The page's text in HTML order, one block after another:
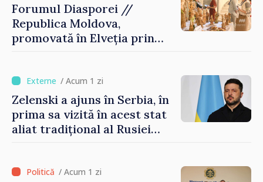
Forumul Diasporei //
Republica Moldova,
promovată în Elveția prin
/ Acum 1 zi
Zelenski a ajuns în Serbia, în
prima sa vizită în acest stat
aliat tradițional al Rusiei
/ Acum 1 zi